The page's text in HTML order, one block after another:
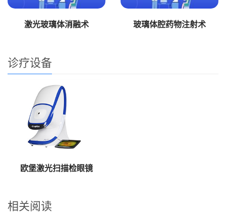
激光玻璃体消融术 玻璃体腔药物注射术
诊疗设备
欧堡激光扫描检眼镜
相关阅读